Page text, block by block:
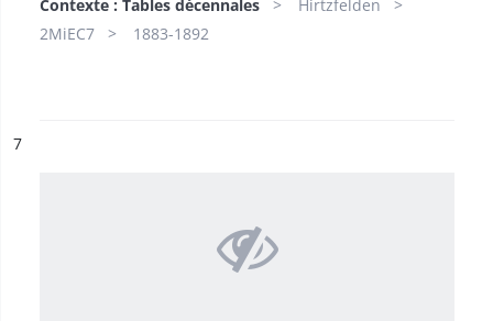
Contexte : Tables décennales
Hirtzfelden
2MiEC7
1883-1892
n°
7